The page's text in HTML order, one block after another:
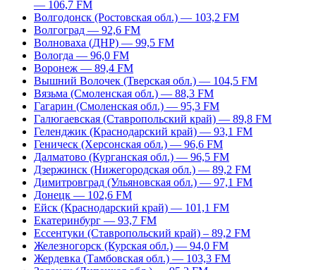
— 106,7 FM
Волгодонск (Ростовская обл.) — 103,2 FM
Волгоград — 92,6 FM
Волноваха (ДНР) — 99,5 FM
Вологда — 96,0 FM
Воронеж — 89,4 FM
Вышний Волочек (Тверская обл.) — 104,5 FM
Вязьма (Смоленская обл.) — 88,3 FM
Гагарин (Смоленская обл.) — 95,3 FM
Галюгаевская (Ставропольский край) — 89,8 FM
Геленджик (Краснодарский край) — 93,1 FM
Геническ (Херсонская обл.) — 96,6 FM
Далматово (Курганская обл.) — 96,5 FM
Дзержинск (Нижегородская обл.) — 89,2 FM
Димитровград (Ульяновская обл.) — 97,1 FM
Донецк — 102,6 FM
Ейск (Краснодарский край) — 101,1 FM
Екатеринбург — 93,7 FM
Ессентуки (Ставропольский край) – 89,2 FM
Железногорск (Курская обл.) — 94,0 FM
Жердевка (Тамбовская обл.) — 103,3 FM